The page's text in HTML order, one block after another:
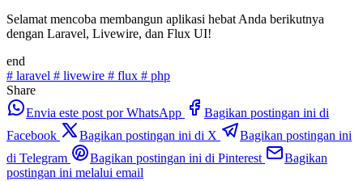
Selamat mencoba membangun aplikasi hebat Anda berikutnya
dengan Laravel, Livewire, dan Flux UI!
end
# laravel # livewire # flux # php
Share
Envia este post por WhatsApp
Bagikan postingan ini di
Facebook
Bagikan postingan ini di X
Bagikan postingan ini
di Telegram
Bagikan postingan ini di Pinterest
Bagikan
postingan ini melalui email